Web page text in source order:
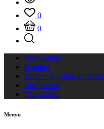
0
0
Bosh sahifa
Katalog
To'lov va yetkazib berish
Bog`lanish
Yangiliklar
Menyu